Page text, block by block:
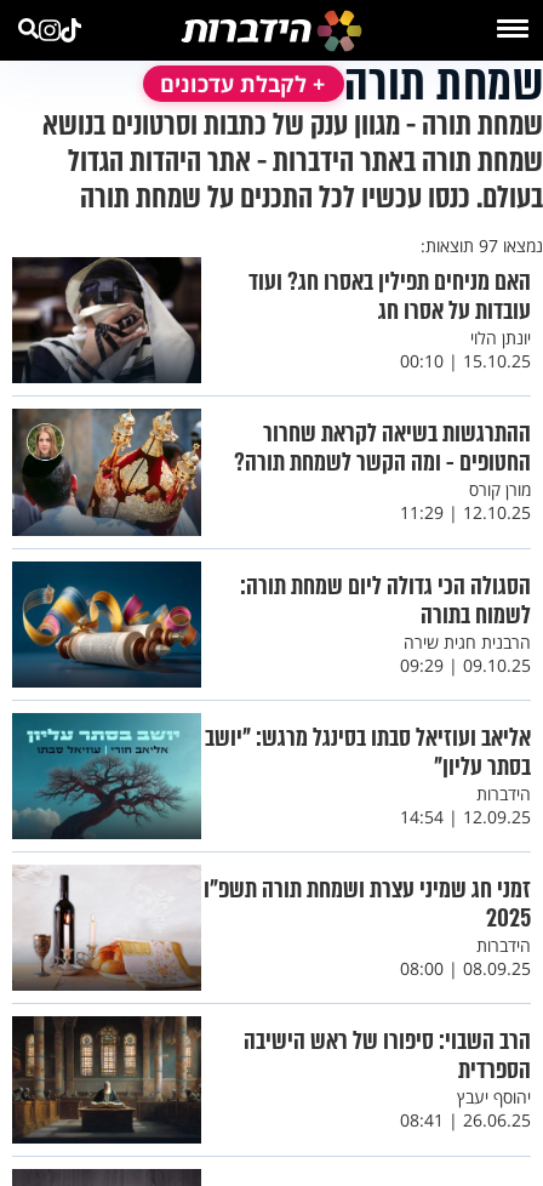
שמחת תורה + לקבלת עדכונים
שמחת תורה - מגוון ענק של כתבות וסרטונים בנושא
שמחת תורה באתר הידברות - אתר היהדות הגדול
בעולם. כנסו עכשיו לכל התכנים על שמחת תורה
נמצאו 97 תוצאות:
האם מניחים תפילין באסרו חג? ועוד
עובדות על אסרו חג
יונתן הלוי
15.10.25 | 00:10
ההתרגשות בשיאה לקראת שחרור
החטופים - ומה הקשר לשמחת תורה?
מורן קורס
12.10.25 | 11:29
הסגולה הכי גדולה ליום שמחת תורה:
לשמוח בתורה
הרבנית חגית שירה
09.10.25 | 09:29
אליאב ועוזיאל סבתו בסינגל מרגש: "יושב
בסתר עליון"
הידברות
12.09.25 | 14:54
זמני חג שמיני עצרת ושמחת תורה תשפ"ו
2025
הידברות
08.09.25 | 08:00
הרב השבוי: סיפורו של ראש הישיבה
הספרדית
יהוסף יעבץ
26.06.25 | 08:41